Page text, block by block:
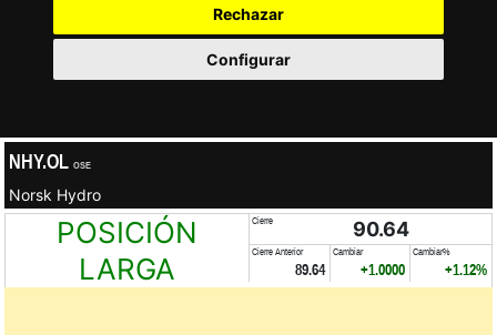
Rechazar
Configurar
NHY.OL OSE
Norsk Hydro
POSICIÓN
LARGA
Cierre 90.64
Cierre Anterior
89.64
Cambiar
+1.0000
Cambiar%
+1.12%